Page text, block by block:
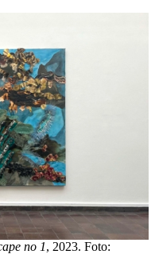
no 1, 2023. Foto: